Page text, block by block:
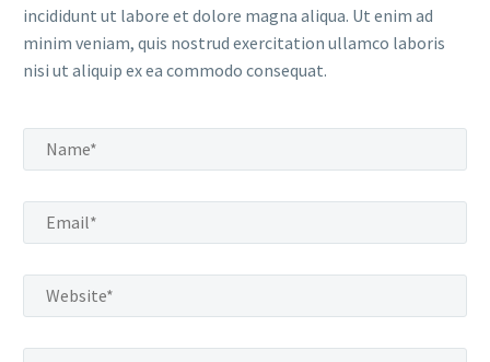
incididunt ut labore et dolore magna aliqua. Ut enim ad
minim veniam, quis nostrud exercitation ullamco laboris
nisi ut aliquip ex ea commodo consequat.